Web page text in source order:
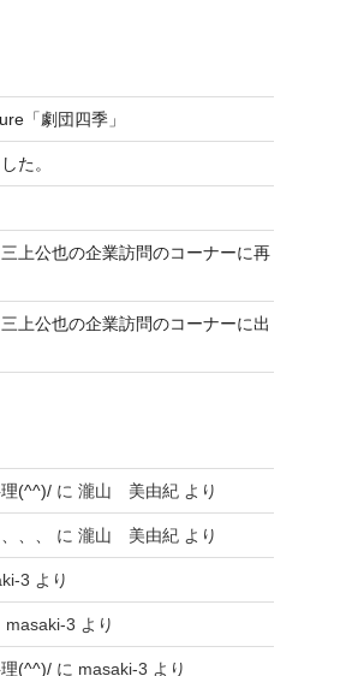
「劇団四季」
た。
上公也の企業訪問のコーナーに再
上公也の企業訪問のコーナーに出
(^^)/に 瀧山 美由紀より
、、 に 瀧山 美由紀より
3 より
masaki-3 より
(^^)/に masaki-3 より